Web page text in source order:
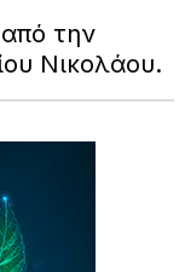
την
Νικολάου.